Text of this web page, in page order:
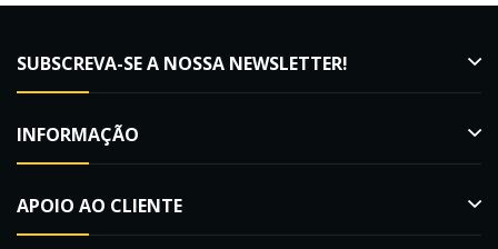
SUBSCREVA-SE A NOSSA NEWSLETTER!
INFORMAÇÃO
APOIO AO CLIENTE